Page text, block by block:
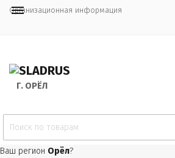
Организационная информация
Г. ОРЁЛ
Ваш регион Орёл?